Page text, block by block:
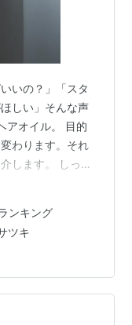
いの？」「スタ
しい」そんな声
アオイル。 目的
わります。それ
します。 しっと
使いたい、洗い
の熱から髪を守
ル配合で、乾燥
使い心地で、ベ
す前になじませる
ンキング
ツキ